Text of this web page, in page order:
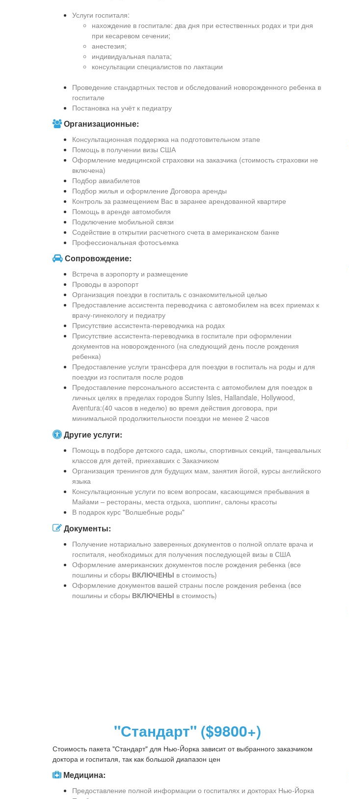
Услуги госпиталя:
нахождение в госпитале: два дня при естественных родах и три дня
при кесаревом сечении;
анестезия;
индивидуальная палата;
консультации специалистов по лактации
Проведение стандартных тестов и обследований новорожденного ребенка в
госпитале
Постановка на учёт к педиатру
Организационные:
Консультационная поддержка на подготовительном этапе
Помощь в получении визы США
Oформление медицинской страховки на заказчика (стоимость страховки не
включена)
Подбор авиабилетов
Подбор жилья и оформление Договора аренды
Контроль за размещением Вас в заранее арендованной квартире
Помощь в аренде автомобиля
Подключение мобильной связи
Содействие в открытии расчетного счета в американском банке
Профессиональная фотосъемка
Сопровождение:
Встреча в аэропорту и размещение
Проводы в аэропорт
Организация поездки в госпиталь с ознакомительной целью
Предоставление ассистента переводчика с автомобилем на всех приемах к
врачу-гинекологу и педиатру
Присутствие ассистента-переводчика на родах
Присутствие ассистента-переводчика в госпитале при оформлении
документов на новорожденного (на следующий день после рождения
ребенка)
Предоставление услуги трансфера для поездки в госпиталь на роды и для
поездки из госпиталя после родов
Предоставление персонального ассистента с автомобилем для поездок в
личных целях в пределах городов Sunny Isles, Hallandale, Hollywood,
Aventura:(40 часов в неделю) во время действия договора, при
минимальной продолжительности поездки не менее 2 часов
Другие услуги:
Помощь в подборе детского сада, школы, спортивных секций, танцевальных
классов для детей, приехавших с Заказчиком
Организация тренингов для будущих мам, занятия йогой, курсы английского
языка
Консультационные услуги по всем вопросам, касающимся пребывания в
Майами – рестораны, места отдыха, шоппинг, салоны красоты
В подарок курс "Волшебные роды"
Документы:
Получение нотариально заверенных документов о полной оплате врача и
госпиталя, необходимых для получения последующей визы в США
Оформление американских документов после рождения ребенка (все
пошлины и сборы ВКЛЮЧЕНЫ в стоимость)
Оформление документов вашей страны после рождения ребенка (все
пошлины и сборы ВКЛЮЧЕНЫ в стоимость)
"Стандарт" ($9800+)
Стоимость пакета "Стандарт" для Нью-Йорка зависит от выбранного заказчиком
доктора и госпиталя, так как большой диапазон цен
Медицина:
Предоставление полной информации о госпиталях и докторах Нью-Йорка